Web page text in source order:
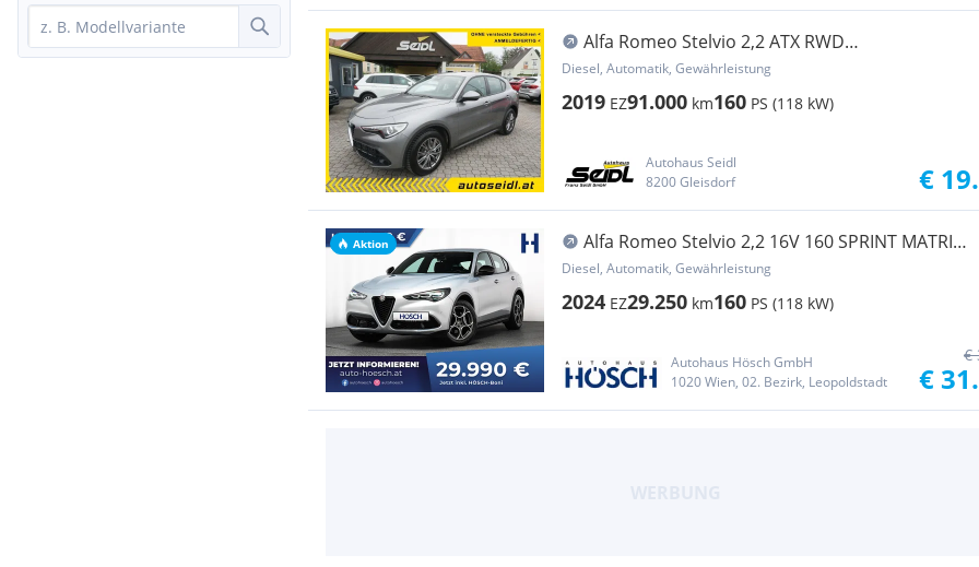
Alfa Romeo Stelvio 2,2 ATX RWD
*NAVI+KAMERA*
Diesel, Automatik, Gewährleistung
2019 EZ91.000 km160 PS (118 kW)
Autohaus Seidl
8200 Gleisdorf
€
Aktion
Alfa Romeo Stelvio 2,2 16V 160 SPRINT MATRIX
ACC KAMERA 19er
Diesel, Automatik, Gewährleistung
2024 EZ29.250 km160 PS (118 kW)
Autohaus Hösch GmbH
1020 Wien, 02. Bezirk, Leopoldstadt
€
€